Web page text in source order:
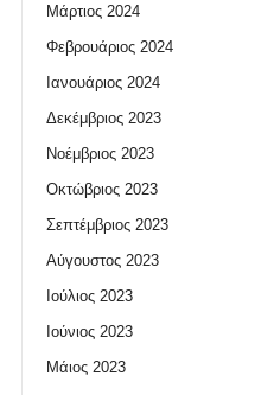
Μάρτιος 2024
Φεβρουάριος 2024
Ιανουάριος 2024
Δεκέμβριος 2023
Νοέμβριος 2023
Οκτώβριος 2023
Σεπτέμβριος 2023
Αύγουστος 2023
Ιούλιος 2023
Ιούνιος 2023
Μάιος 2023